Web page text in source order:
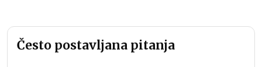
Često postavljana pitanja